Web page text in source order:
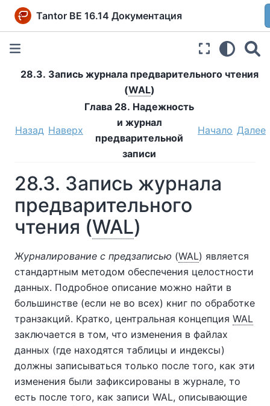
Tantor BE 16.14 Документация
28.3. Запись журнала предварительного чтения
(WAL)
Назад Наверх
Глава 28. Надежность
и журнал
предварительной
записи
Начало Далее
28.3. Запись журнала
предварительного
чтения (WAL)
Журналирование с предзаписью (WAL) является
стандартным методом обеспечения целостности
данных. Подробное описание можно найти в
большинстве (если не во всех) книг по обработке
транзакций. Кратко, центральная концепция WAL
заключается в том, что изменения в файлах
данных (где находятся таблицы и индексы)
должны записываться только после того, как эти
изменения были зафиксированы в журнале, то
есть после того, как записи WAL, описывающие